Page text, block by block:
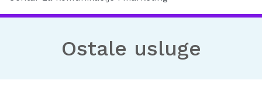
Ostale usluge